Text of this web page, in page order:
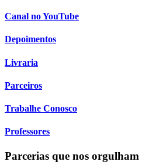
Canal no YouTube
Depoimentos
Livraria
Parceiros
Trabalhe Conosco
Professores
Parcerias que nos orgulham